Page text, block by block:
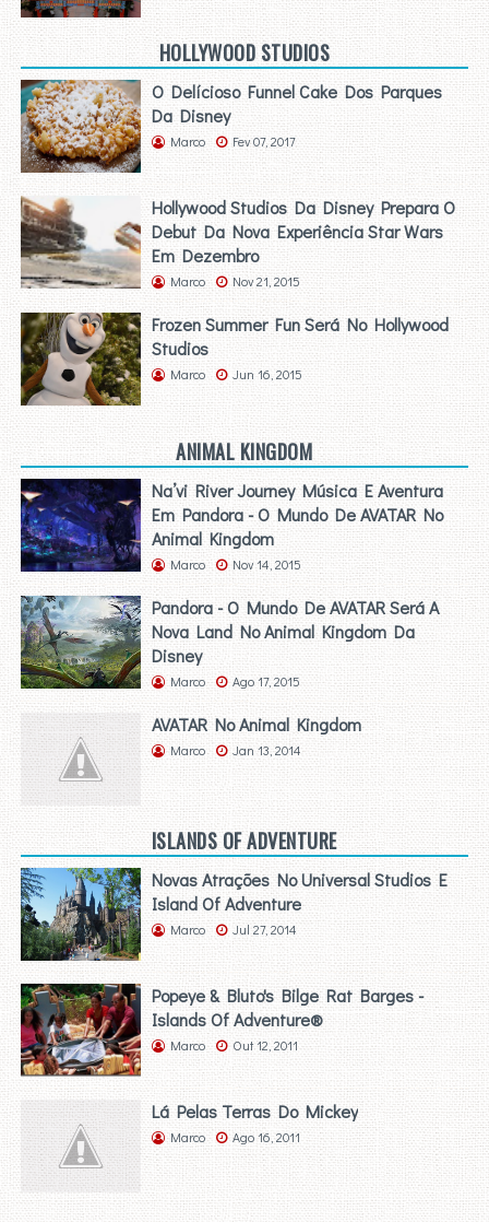
HOLLYWOOD STUDIOS
O Delícioso Funnel Cake Dos Parques
Da Disney
Marco Fev 07, 2017
Hollywood Studios Da Disney Prepara O
Debut Da Nova Experiência Star Wars
Em Dezembro
Marco Nov 21, 2015
Frozen Summer Fun Será No Hollywood
Studios
Marco Jun 16, 2015
ANIMAL KINGDOM
Na’vi River Journey Música E Aventura
Em Pandora - O Mundo De AVATAR No
Animal Kingdom
Marco Nov 14, 2015
Pandora - O Mundo De AVATAR Será A
Nova Land No Animal Kingdom Da
Disney
Marco Ago 17, 2015
AVATAR No Animal Kingdom
Marco Jan 13, 2014
ISLANDS OF ADVENTURE
Novas Atrações No Universal Studios E
Island Of Adventure
Marco Jul 27, 2014
Popeye & Bluto's Bilge Rat Barges -
Islands Of Adventure®
Marco Out 12, 2011
Lá Pelas Terras Do Mickey
Marco Ago 16, 2011